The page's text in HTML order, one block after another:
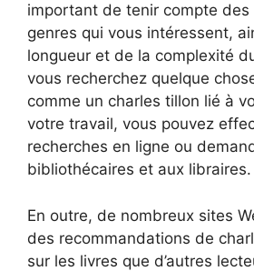
important de tenir compte
genres qui vous intéressent,
longueur et de la complexité
vous recherchez quelque
comme un charles tillon lié à
votre travail, vous pouvez
recherches en ligne ou
bibliothécaires et aux libraires.
En outre, de nombreux sites
des recommandations de
sur les livres que d’autres